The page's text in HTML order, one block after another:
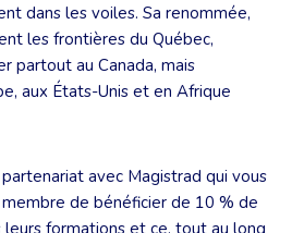
dans les voiles. Sa renommée,
les frontières du Québec,
partout au Canada, mais
aux États-Unis et en Afrique
avec Magistrad qui vous
de bénéficier de 10 % de